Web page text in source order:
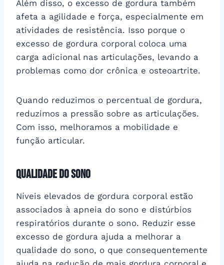
Além disso, o excesso de gordura também
afeta a agilidade e força, especialmente em
atividades de resistência. Isso porque o
excesso de gordura corporal coloca uma
carga adicional nas articulações, levando a
problemas como dor crônica e osteoartrite.
Quando reduzimos o percentual de gordura,
reduzimos a pressão sobre as articulações.
Com isso, melhoramos a mobilidade e
função articular.
Qualidade do sono
Níveis elevados de gordura corporal estão
associados à apneia do sono e distúrbios
respiratórios durante o sono. Reduzir esse
excesso de gordura ajuda a melhorar a
qualidade do sono, o que consequentemente